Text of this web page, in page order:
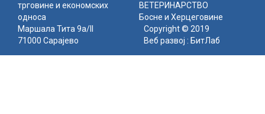
трговине и економских
односа
ВЕТЕРИНАРСТВО
Босне и Херцеговине
Маршала Тита 9а/II
71000 Сарајево
Copyright © 2019
Веб развој : БитЛаб